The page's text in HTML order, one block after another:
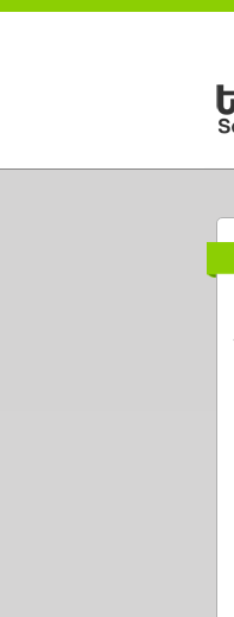
Direkt zum Inhalt